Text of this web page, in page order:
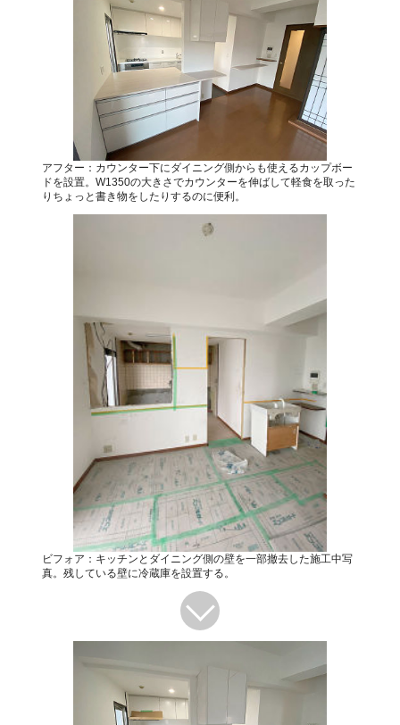
アフター：カウンター下にダイニング側からも使えるカップボー
ドを設置。W1350の大きさでカウンターを伸ばして軽食を取った
りちょっと書き物をしたりするのに便利。
ビフォア：キッチンとダイニング側の壁を一部撤去した施工中写
真。残している壁に冷蔵庫を設置する。